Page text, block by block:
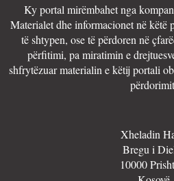
Ky portal mirëmbahet nga
Materialet dhe informacionet në këtë
të shtypen, ose të përdoren në
përfitimi, pa miratimin e
shfrytëzuar materialin e këtij portali
Xheladin
Bregu i
10000